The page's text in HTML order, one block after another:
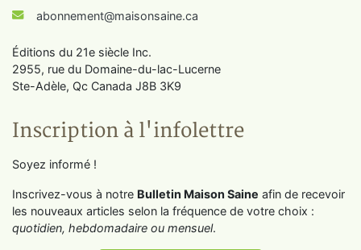
abonnement@maisonsaine.ca
Éditions du 21e siècle Inc.
2955, rue du Domaine-du-lac-Lucerne
Ste-Adèle, Qc Canada J8B 3K9
Inscription à l'infolettre
Soyez informé !
Inscrivez-vous à notre Bulletin Maison Saine afin de recevoir
les nouveaux articles selon la fréquence de votre choix :
quotidien, hebdomadaire ou mensuel.